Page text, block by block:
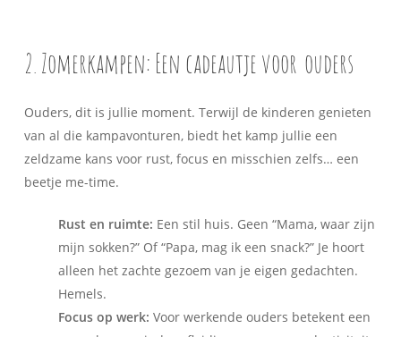
2. Zomerkampen: Een cadeautje voor ouders
Ouders, dit is jullie moment. Terwijl de kinderen genieten
van al die kampavonturen, biedt het kamp jullie een
zeldzame kans voor rust, focus en misschien zelfs… een
beetje me-time.
Rust en ruimte: Een stil huis. Geen “Mama, waar zijn
mijn sokken?” Of “Papa, mag ik een snack?” Je hoort
alleen het zachte gezoem van je eigen gedachten.
Hemels.
Focus op werk: Voor werkende ouders betekent een